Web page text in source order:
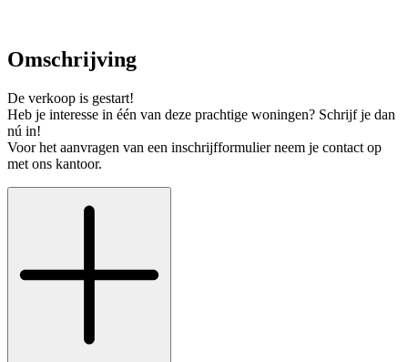
Omschrijving
De verkoop is gestart!
Heb je interesse in één van deze prachtige woningen? Schrijf je dan
nú in!
Voor het aanvragen van een inschrijfformulier neem je contact op
met ons kantoor.